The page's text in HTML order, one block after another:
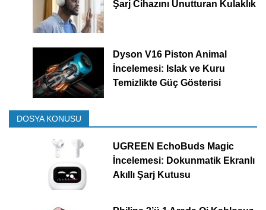
Şarj Cihazını Unutturan Kulaklık
Dyson V16 Piston Animal
İncelemesi: Islak ve Kuru
Temizlikte Güç Gösterisi
DOSYA KONUSU
UGREEN EchoBuds Magic
İncelemesi: Dokunmatik Ekranlı
Akıllı Şarj Kutusu